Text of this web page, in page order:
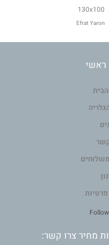
130x100
Efrat Yaron
מחיר צרו קשר: